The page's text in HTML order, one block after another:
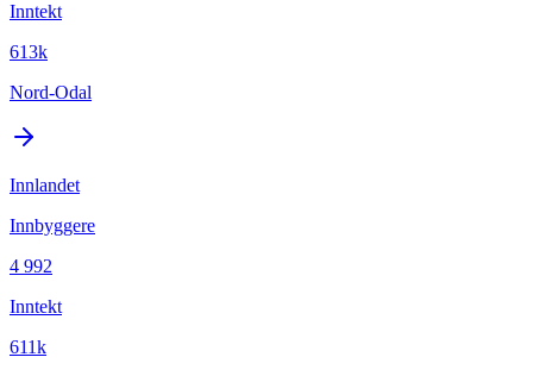
Inntekt
613k
Nord-Odal
Innlandet
Innbyggere
4 992
Inntekt
611k